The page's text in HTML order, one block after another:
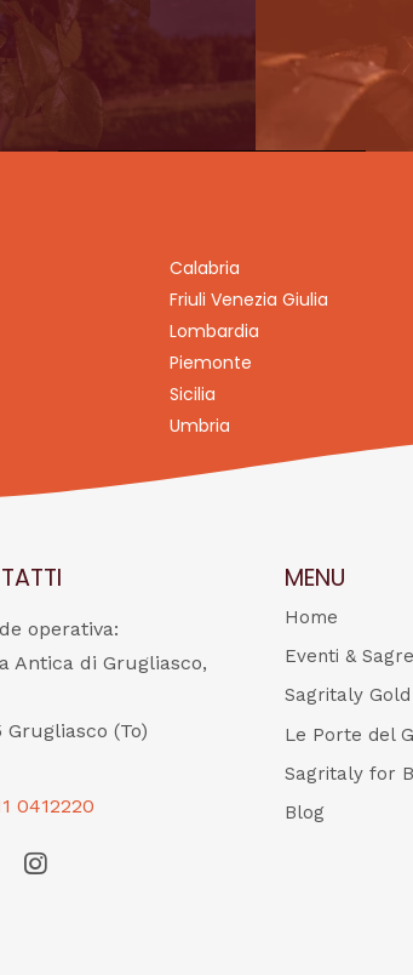
Calabria
Friuli Venezia Giulia
Lombardia
Piemonte
Sicilia
Umbria
operativa:
Antica di Grugliasco,
Grugliasco (To)
0412220
MENU
Home
Eventi & Sagre
Sagritaly Gold
Le Porte del
Sagritaly for
Blog